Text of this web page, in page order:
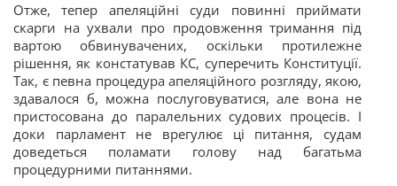
Отже, тепер апеляційні суди повинні приймати
скарги на ухвали про продовження тримання під
вартою обвинувачених, оскільки протилежне
рішення, як констатував КС, суперечить Конституції.
Так, є певна процедура апеляційного розгляду, якою,
здавалося б, можна послуговуватися, але вона не
пристосована до паралельних судових процесів. І
доки парламент не врегулює ці питання, судам
доведеться поламати голову над багатьма
процедурними питаннями.